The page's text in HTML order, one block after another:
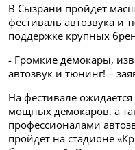
В Сызрани пройдет
фестиваль автозвука и
поддержке крупных
- Громкие демокары,
автозвук и тюнинг! –
На фестивале
мощных демокаров, а
профессионалами
пройдет на стадионе